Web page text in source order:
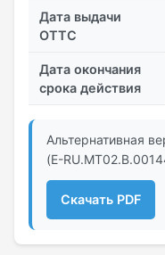
Дата выдачи
ОТТС
Дата окончания
срока действия
Альтернативная
(E-
Скачать PDF